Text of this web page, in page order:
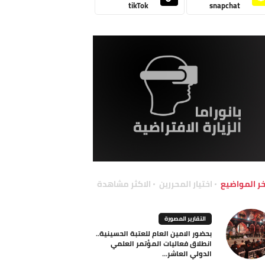
snapchat
tikTok
المواضيع اختيار المحررين الاكثر مشاهدة
التقارير المصورة
بحضور الامين العام للعتبة الحسينية..
انطلاق فعاليات المؤتمر العلمي
الدولي العاشر...